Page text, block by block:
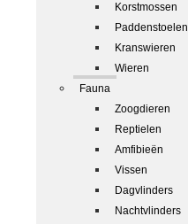
Korstmossen
Paddenstoelen
Kranswieren
Wieren
Fauna
Zoogdieren
Reptielen
Amfibieën
Vissen
Dagvlinders
Nachtvlinders